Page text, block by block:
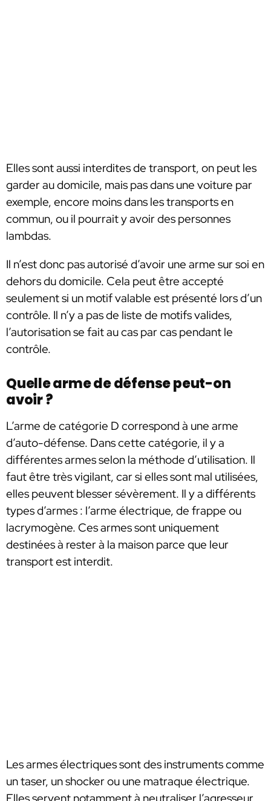
Elles sont aussi interdites de transport, on peut les
garder au domicile, mais pas dans une voiture par
exemple, encore moins dans les transports en
commun, ou il pourrait y avoir des personnes
lambdas.
Il n’est donc pas autorisé d’avoir une arme sur soi en
dehors du domicile. Cela peut être accepté
seulement si un motif valable est présenté lors d’un
contrôle. Il n’y a pas de liste de motifs valides,
l’autorisation se fait au cas par cas pendant le
contrôle.
Quelle arme de défense peut-on
avoir ?
L’arme de catégorie D correspond à une arme
d’auto-défense. Dans cette catégorie, il y a
différentes armes selon la méthode d’utilisation. Il
faut être très vigilant, car si elles sont mal utilisées,
elles peuvent blesser sévèrement. Il y a différents
types d’armes : l’arme électrique, de frappe ou
lacrymogène. Ces armes sont uniquement
destinées à rester à la maison parce que leur
transport est interdit.
Les armes électriques sont des instruments comme
un taser, un shocker ou une matraque électrique.